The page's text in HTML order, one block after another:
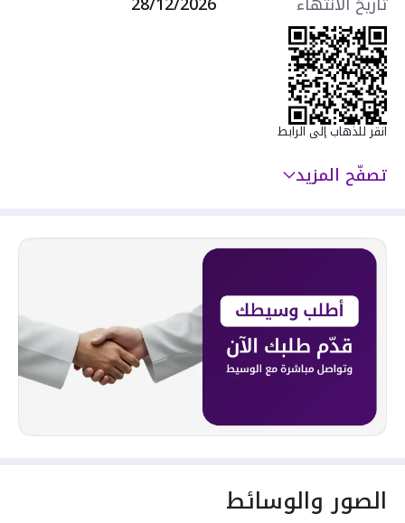
الياسمين.
انقر للذهاب إلى الرابط
تصفّح المزيد
الصور والوسائط